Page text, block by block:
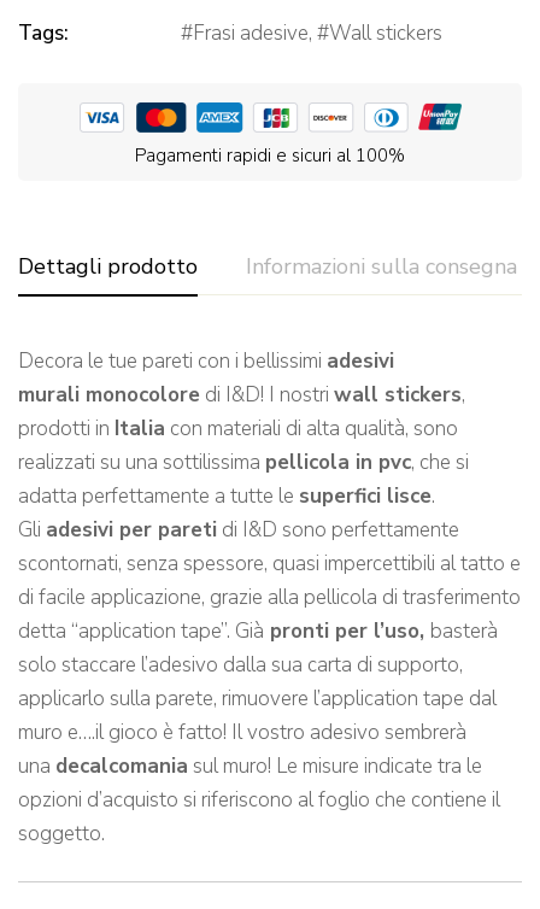
Tags:
Frasi adesive, Wall stickers
Pagamenti rapidi e sicuri al 100%
Dettagli prodotto Informazioni sulla consegna
Decora le tue pareti con i bellissimi adesivi
murali monocolore di I&D! I nostri wall stickers,
prodotti in Italia con materiali di alta qualità, sono
realizzati su una sottilissima pellicola in pvc, che si
adatta perfettamente a tutte le superfici lisce.
Gli adesivi per pareti di I&D sono perfettamente
scontornati, senza spessore, quasi impercettibili al tatto e
di facile applicazione, grazie alla pellicola di trasferimento
detta “application tape”. Già pronti per l’uso, basterà
solo staccare l’adesivo dalla sua carta di supporto,
applicarlo sulla parete, rimuovere l’application tape dal
muro e….il gioco è fatto! Il vostro adesivo sembrerà
una decalcomania sul muro! Le misure indicate tra le
opzioni d’acquisto si riferiscono al foglio che contiene il
soggetto.